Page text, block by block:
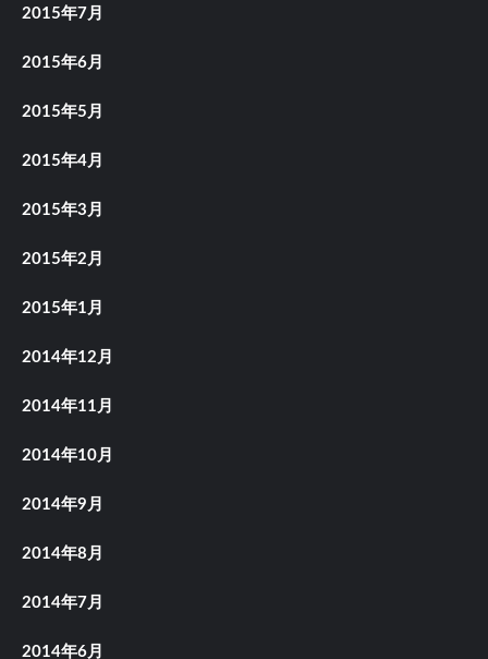
2015年7月
2015年6月
2015年5月
2015年4月
2015年3月
2015年2月
2015年1月
2014年12月
2014年11月
2014年10月
2014年9月
2014年8月
2014年7月
2014年6月